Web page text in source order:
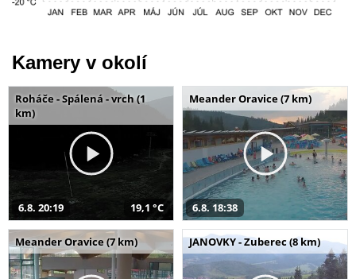
Kamery v okolí
Roháče - Spálená - vrch (1
km)
6.8. 20:19 19,1 °C
Meander Oravice (7 km)
6.8. 18:38
Meander Oravice (7 km) JANOVKY - Zuberec (8 km)